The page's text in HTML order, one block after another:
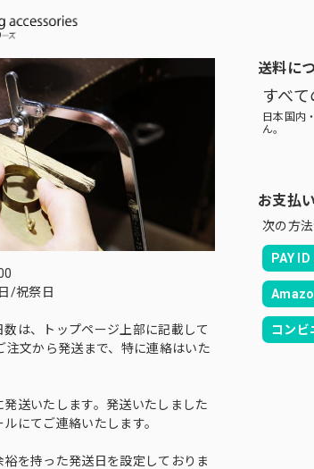
/祝祭日
数は、トップページ上部に記載して
注文から発送まで、特に連絡はいた
発送いたします。発送いたしました
にてご連絡いたします。
裕を持った発送日を設定しておりま
送料に
すべ
日本国内
ん。
お支払
次の方
PAY
コン